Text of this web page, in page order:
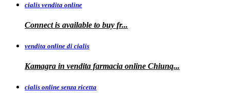
cialis vendita online
Connect is available to buy fr...
vendita online di cialis
Kamagra in vendita farmacia online Chiunq...
cialis online senza ricetta